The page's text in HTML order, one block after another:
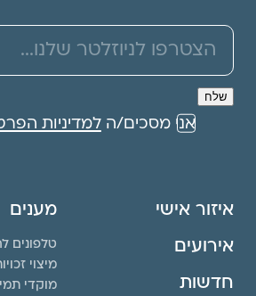
אני מסכים/הלמדיניות
איזור אישי
אירועים
חדשות
מענים
טלפונים
מיצוי
מוקדי